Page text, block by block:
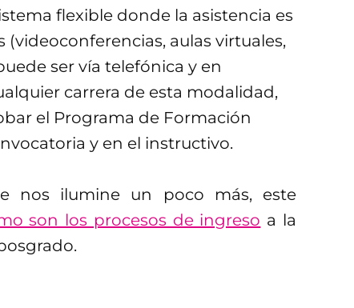
flexible donde la asistencia es
aulas virtuales,
ser vía telefónica y en
carrera de esta modalidad,
el Programa de Formación
y en el instructivo.
nos ilumine un poco más, este
son los procesos de ingreso a la